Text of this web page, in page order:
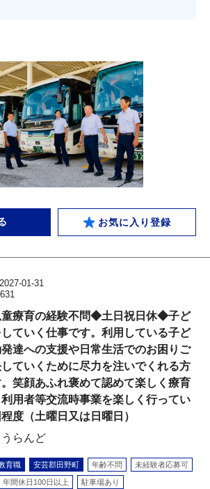
お気に入り登録
01-31
童療育の経験不問◆土日祝日休◆子ど
ていく仕事です。利用している子ど
達への支援や日常生活でのお困りご
ていくために尽力を注いでくれる方
笑顔あふれ褒めて認めて楽しく療育
用者等交流時事業を楽しく行ってい
度（土曜日又は日曜日）
らんど
育職 安芸郡田野町 年齢不問 未経験者応募可
年間休日100日以上 駐車場あり